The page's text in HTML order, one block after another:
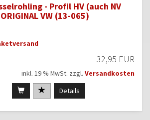
- Profil HV (auch NV
VW (13-065)
32,95 EUR
inkl. 19 % MwSt. zzgl. Versandkosten
Details